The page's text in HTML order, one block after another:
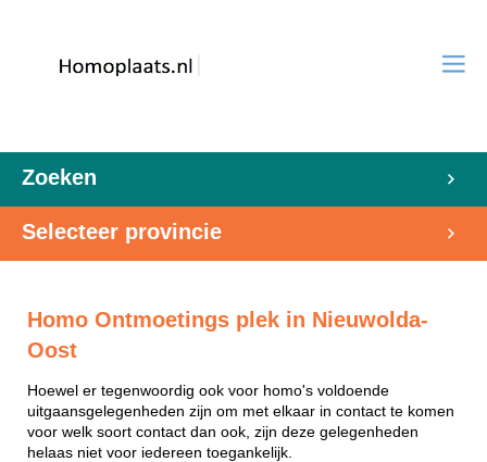
Zoeken
Selecteer provincie
Homo Ontmoetings plek in Nieuwolda-
Oost
Hoewel er tegenwoordig ook voor homo's voldoende
uitgaansgelegenheden zijn om met elkaar in contact te komen
voor welk soort contact dan ook, zijn deze gelegenheden
helaas niet voor iedereen toegankelijk.